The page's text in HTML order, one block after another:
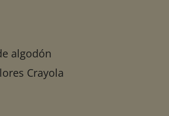
algodón
Crayola